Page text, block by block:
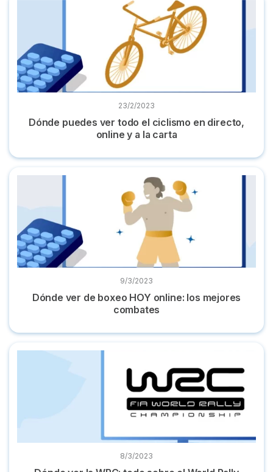
23/2/2023
Dónde puedes ver todo el ciclismo en directo,
online y a la carta
Dónde ver de boxeo HOY online: los mejores combates
9/3/2023
Dónde ver de boxeo HOY online: los mejores
combates
Dónde ver la WRC: todo sobre el World Rally Championship
8/3/2023